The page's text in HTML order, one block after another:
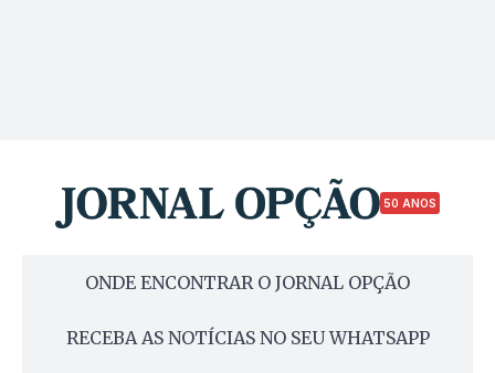
50 ANOS
ONDE ENCONTRAR O JORNAL OPÇÃO
RECEBA AS NOTÍCIAS NO SEU WHATSAPP